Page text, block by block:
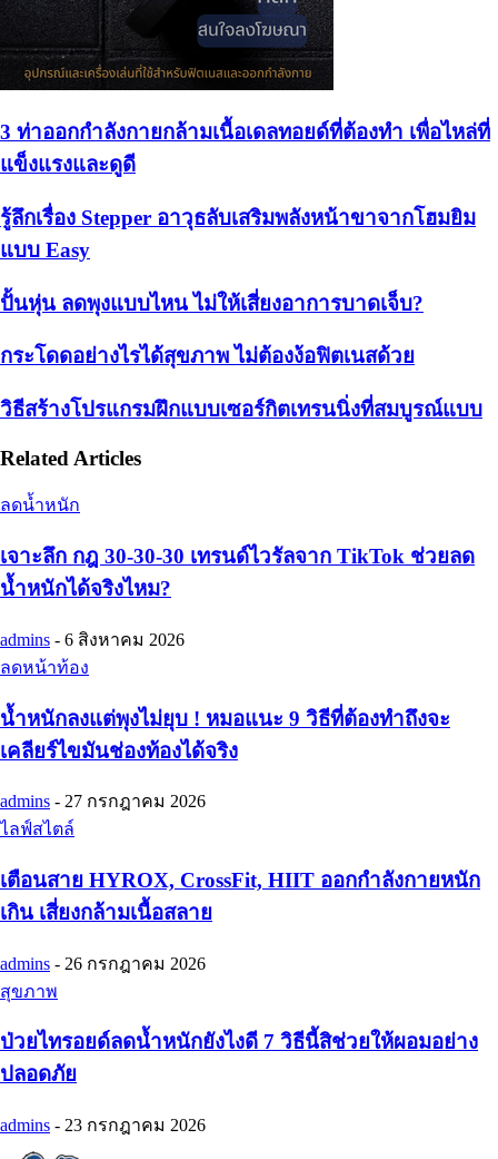
3 ท่าออกกำลังกายกล้ามเนื้อเดลทอยด์ที่ต้องทำ เพื่อไหล่ที่
แข็งแรงและดูดี
รู้ลึกเรื่อง Stepper อาวุธลับเสริมพลังหน้าขาจากโฮมยิม
แบบ Easy
ปั้นหุ่น ลดพุงแบบไหน ไม่ให้เสี่ยงอาการบาดเจ็บ?
กระโดดอย่างไรได้สุขภาพ ไม่ต้องง้อฟิตเนสด้วย
วิธีสร้างโปรแกรมฝึกแบบเซอร์กิตเทรนนิ่งที่สมบูรณ์แบบ
Related Articles
ลดน้ำหนัก
เจาะลึก กฎ 30-30-30 เทรนด์ไวรัลจาก TikTok ช่วยลด
น้ำหนักได้จริงไหม?
admins - 6 สิงหาคม 2026
ลดหน้าท้อง
น้ำหนักลงแต่พุงไม่ยุบ ! หมอแนะ 9 วิธีที่ต้องทำถึงจะ
เคลียร์ไขมันช่องท้องได้จริง
admins - 27 กรกฎาคม 2026
ไลฟ์สไตล์
เตือนสาย HYROX, CrossFit, HIIT ออกกำลังกายหนัก
เกิน เสี่ยงกล้ามเนื้อสลาย
admins - 26 กรกฎาคม 2026
สุขภาพ
ป่วยไทรอยด์ลดน้ำหนักยังไงดี 7 วิธีนี้สิช่วยให้ผอมอย่าง
ปลอดภัย
admins - 23 กรกฎาคม 2026